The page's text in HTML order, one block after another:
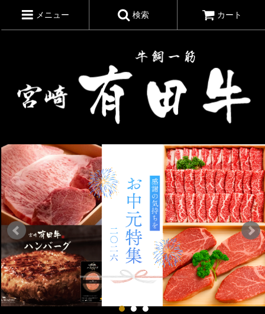
メニュー 検索 カート